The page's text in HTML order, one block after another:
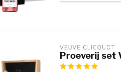
VEUVE CLICQUOT
Proeverij set